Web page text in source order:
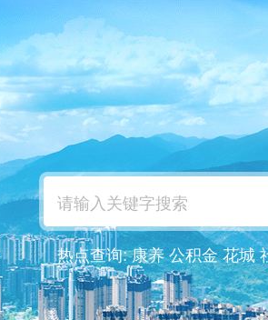
热点查询:康养 公积金 花城